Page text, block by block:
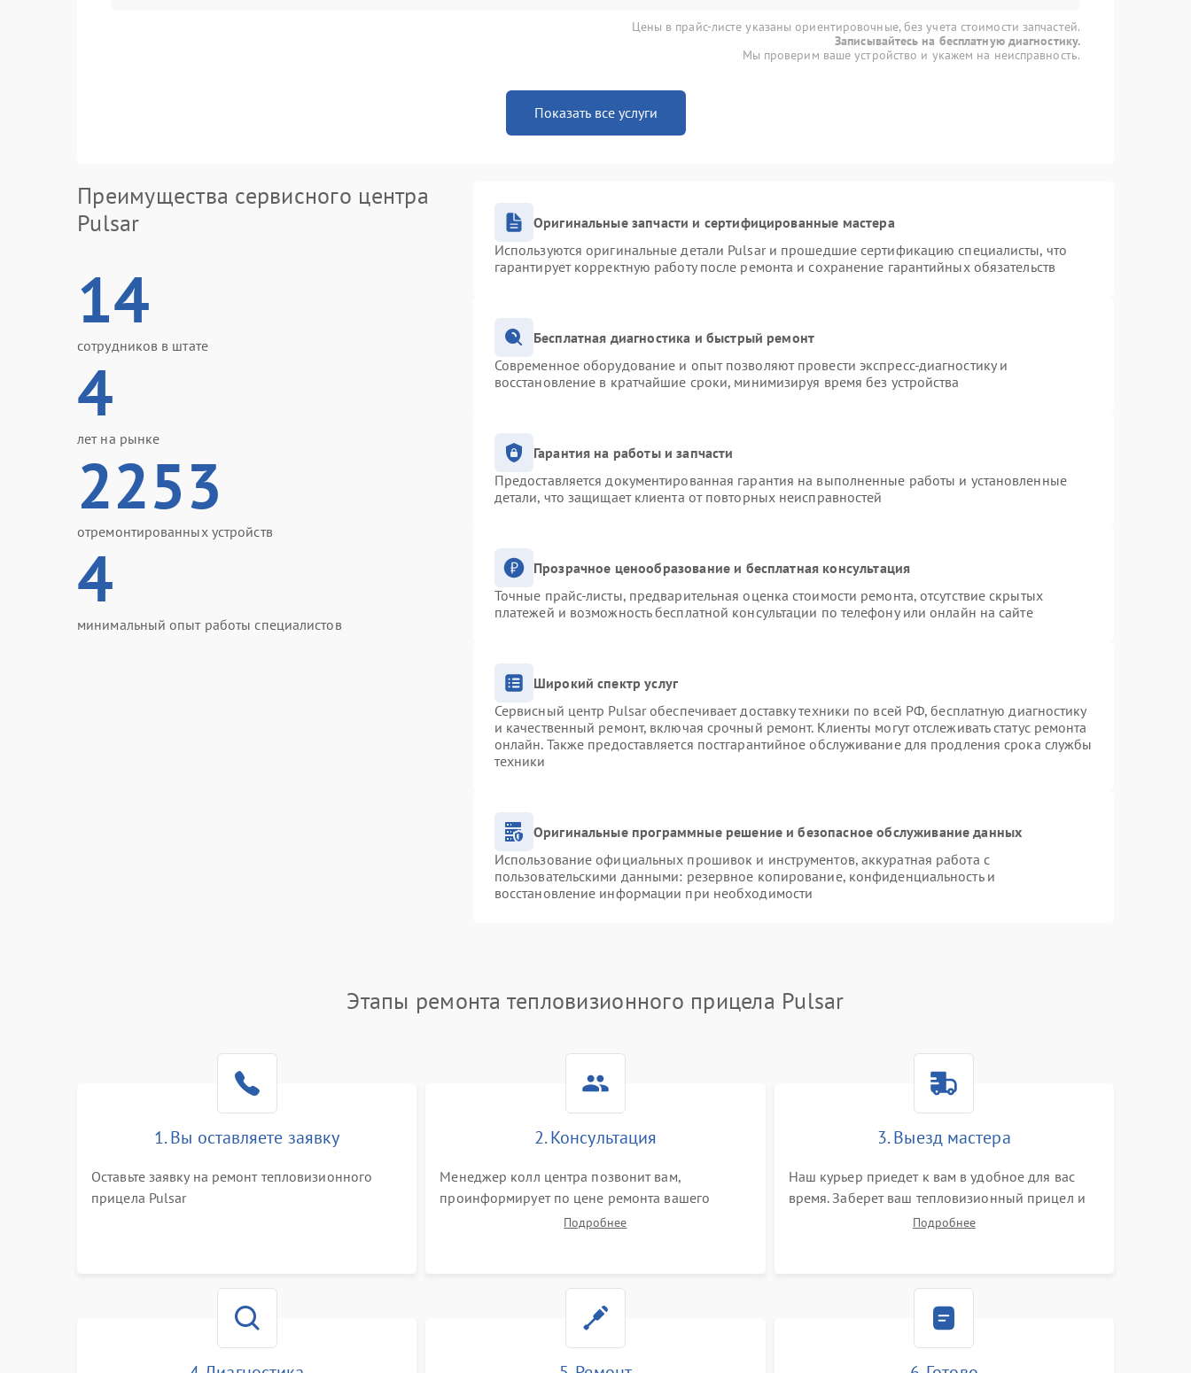
Цены в прайс-листе указаны ориентировочные, без учета стоимости запчастей.
Записывайтесь на бесплатную диагностику.
Мы проверим ваше устройство и укажем на неисправность.
Показать все услуги
Преимущества сервисного центра
Pulsar
14
сотрудников в штате
4
лет на рынке
2253
отремонтированных устройств
4
минимальный опыт работы специалистов
Оригинальные запчасти и сертифицированные мастера
Используются оригинальные детали Pulsar и прошедшие сертификацию специалисты, что
гарантирует корректную работу после ремонта и сохранение гарантийных обязательств
Бесплатная диагностика и быстрый ремонт
Современное оборудование и опыт позволяют провести экспресс-диагностику и
восстановление в кратчайшие сроки, минимизируя время без устройства
Гарантия на работы и запчасти
Предоставляется документированная гарантия на выполненные работы и установленные
детали, что защищает клиента от повторных неисправностей
Прозрачное ценообразование и бесплатная консультация
Точные прайс-листы, предварительная оценка стоимости ремонта, отсутствие скрытых
платежей и возможность бесплатной консультации по телефону или онлайн на сайте
Широкий спектр услуг
Сервисный центр Pulsar обеспечивает доставку техники по всей РФ, бесплатную диагностику
и качественный ремонт, включая срочный ремонт. Клиенты могут отслеживать статус ремонта
онлайн. Также предоставляется постгарантийное обслуживание для продления срока службы
техники
Оригинальные программные решение и безопасное обслуживание данных
Использование официальных прошивок и инструментов, аккуратная работа с
пользовательскими данными: резервное копирование, конфиденциальность и
восстановление информации при необходимости
Этапы ремонта тепловизионного прицела Pulsar
1. Вы оставляете заявку
Оставьте заявку на ремонт тепловизионного
прицела Pulsar
2. Консультация
Менеджер колл центра позвонит вам,
проинформирует по цене ремонта вашего
тепловизионного прицела а также ответит на
Подробнее
3. Выезд мастера
Наш курьер приедет к вам в удобное для вас
время. Заберет ваш тепловизионный прицел и
привезет на склад для диагностики.
Подробнее